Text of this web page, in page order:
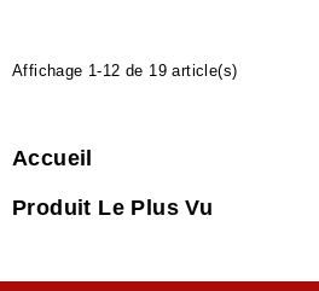
Affichage 1-12 de 19 article(s)
Accueil
Produit Le Plus Vu